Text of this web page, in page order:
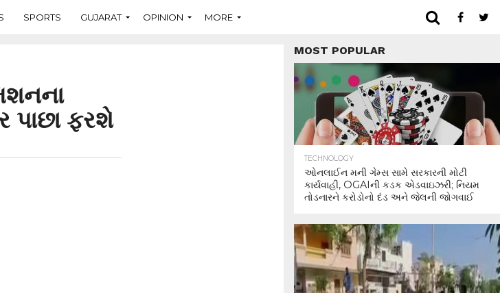
SPORTS GUJARAT OPINION MORE
પાછા ફરશે
MOST POPULAR
TECHNOLOGY
ઓનલાઈન મની ગેમ્સ સામે સરકારની મોટી
કાર્યવાહી, OGAIની કડક એડવાઇઝરી; નિયમ
તોડનારને કરોડોનો દંડ અને જેલની જોગવાઈ